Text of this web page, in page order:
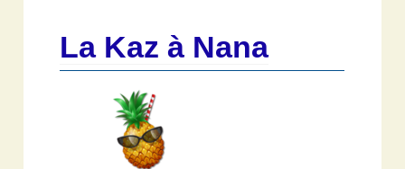
La Kaz à Nana